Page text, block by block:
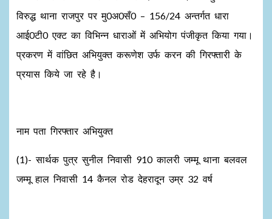
विरुद्ध थाना राजपुर पर मु0अ0सँ0 – 156/24 अन्तर्गत धारा
आई0टी0 एक्ट का विभिन्न धाराओं में अभियोग पंजीकृत किया गया।
प्रकरण में वांछित अभियुक्त करूणेश उर्फ करन की गिरफ्तारी के
प्रयास किये जा रहे है।
नाम पता गिरफ्तार अभियुक्त
(1)- सार्थक पुत्र सुनील निवासी 910 कालरी जम्मू थाना बलवल
जम्मू हाल निवासी 14 कैनल रोड देहरादून उम्र 32 वर्ष